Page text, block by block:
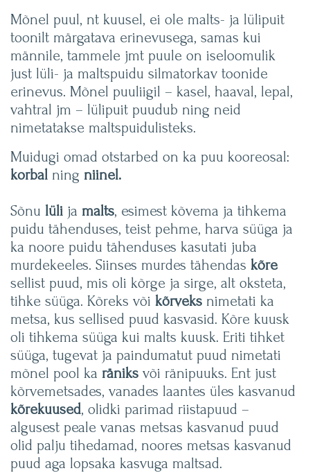
Mõnel puul, nt kuusel, ei ole malts- ja lülipuit
toonilt märgatava erinevusega, samas kui
männile, tammele jmt puule on iseloomulik
just lüli- ja maltspuidu silmatorkav toonide
erinevus. Mõnel puuliigil – kasel, haaval, lepal,
vahtral jm – lülipuit puudub ning neid
nimetatakse maltspuidulisteks.
Muidugi omad otstarbed on ka puu kooreosal:
korbal ning niinel.
Sõnu lüli ja malts, esimest kõvema ja tihkema
puidu tähenduses, teist pehme, harva süüga ja
ka noore puidu tähenduses kasutati juba
murdekeeles. Siinses murdes tähendas kõre
sellist puud, mis oli kõrge ja sirge, alt oksteta,
tihke süüga. Kõreks või kõrveks nimetati ka
metsa, kus sellised puud kasvasid. Kõre kuusk
oli tihkema süüga kui malts kuusk. Eriti tihket
süüga, tugevat ja paindumatut puud nimetati
mõnel pool ka räniks või ränipuuks. Ent just
kõrvemetsades, vanades laantes üles kasvanud
kõrekuused, olidki parimad riistapuud –
algusest peale vanas metsas kasvanud puud
olid palju tihedamad, noores metsas kasvanud
puud aga lopsaka kasvuga maltsad.